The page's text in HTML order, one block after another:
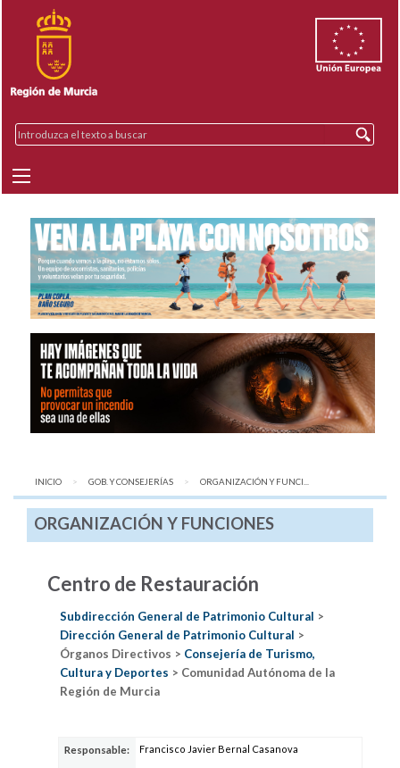
INICIO GOB. Y CONSEJERÍAS AQUÍ:
ORGANIZACIÓN Y FUNCI...
ORGANIZACIÓN Y FUNCIONES
Centro de Restauración
Subdirección General de Patrimonio Cultural >
Dirección General de Patrimonio Cultural >
Órganos Directivos > Consejería de Turismo,
Cultura y Deportes > Comunidad Autónoma de la
Región de Murcia
Responsable: Francisco Javier Bernal Casanova